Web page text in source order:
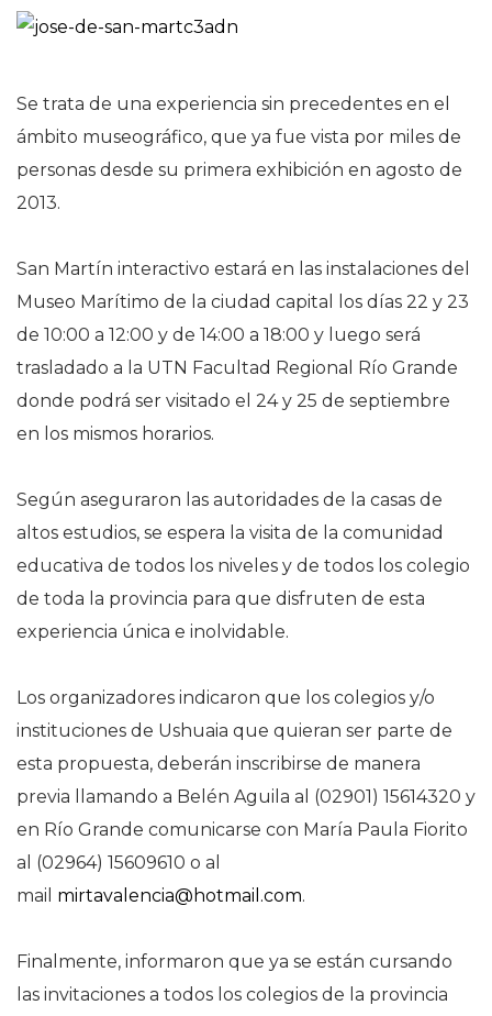
Se trata de una experiencia sin precedentes en el
ámbito museográfico, que ya fue vista por miles de
personas desde su primera exhibición en agosto de
2013.
San Martín interactivo estará en las instalaciones del
Museo Marítimo de la ciudad capital los días 22 y 23
de 10:00 a 12:00 y de 14:00 a 18:00 y luego será
trasladado a la UTN Facultad Regional Río Grande
donde podrá ser visitado el 24 y 25 de septiembre
en los mismos horarios.
Según aseguraron las autoridades de la casas de
altos estudios, se espera la visita de la comunidad
educativa de todos los niveles y de todos los colegio
de toda la provincia para que disfruten de esta
experiencia única e inolvidable.
Los organizadores indicaron que los colegios y/o
instituciones de Ushuaia que quieran ser parte de
esta propuesta, deberán inscribirse de manera
previa llamando a Belén Aguila al (02901) 15614320 y
en Río Grande comunicarse con María Paula Fiorito
al (02964) 15609610 o al
mail mirtavalencia@hotmail.com.
Finalmente, informaron que ya se están cursando
las invitaciones a todos los colegios de la provincia